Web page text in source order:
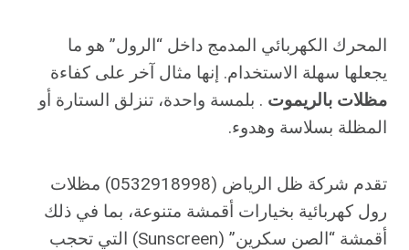
المحرك الكهربائي المدمج داخل “الرول” هو ما
يجعلها سهلة الاستخدام. إنها مثال آخر على كفاءة
مظلات بالريموت . بلمسة واحدة، تنزلق الستارة أو
المظلة بسلاسة وهدوء.
تقدم شركة ظل الرياض (0532918998) مظلات
رول كهربائية بخيارات أقمشة متنوعة، بما في ذلك
أقمشة “الصن سكرين” (Sunscreen) التي تحجب